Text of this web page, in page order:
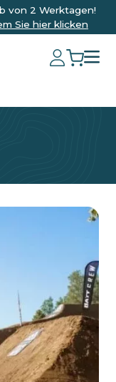
von 2 Werktagen!
Sie hier klicken